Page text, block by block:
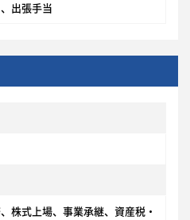
出張手当
株式上場、事業承継、資産税・